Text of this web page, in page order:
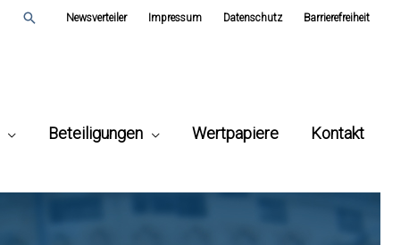
SuchenNewsverteiler Impressum Datenschutz Barrierefreiheit
Beteiligungen Wertpapiere Kontakt